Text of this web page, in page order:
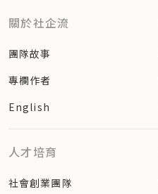
關於社企流
團隊故事
專欄作者
English
人才培育
社會創業團隊